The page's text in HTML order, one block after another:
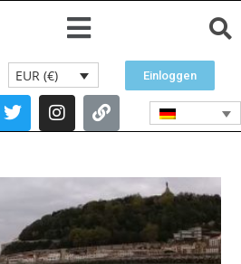
EUR (€) Einloggen